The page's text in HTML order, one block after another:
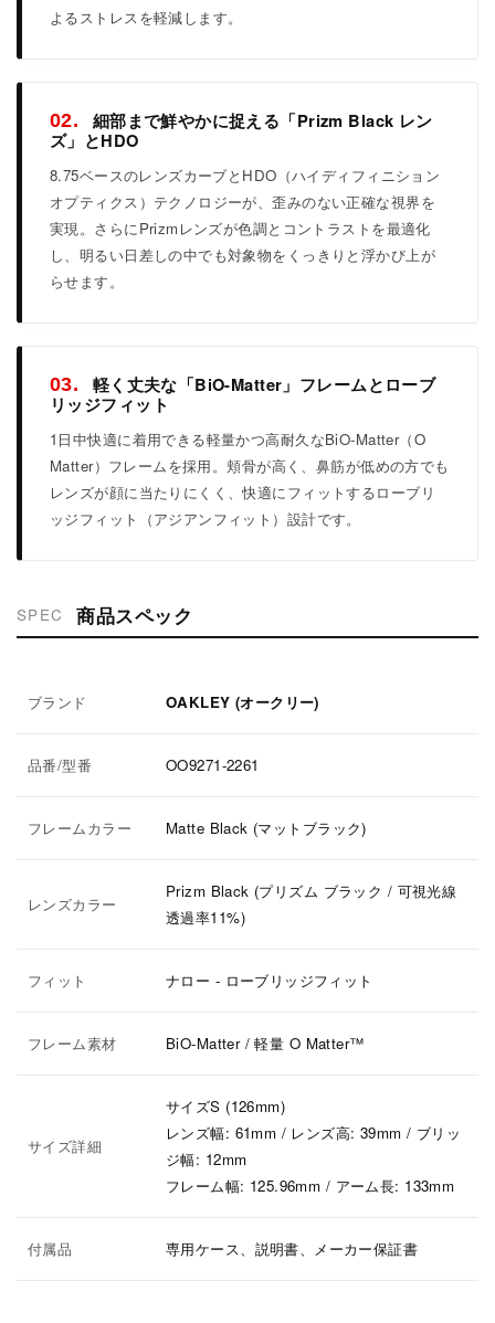
よるストレスを軽減します。
02.
細部まで鮮やかに捉える「Prizm Black レン
ズ」とHDO
8.75ベースのレンズカーブとHDO（ハイディフィニション
オプティクス）テクノロジーが、歪みのない正確な視界を
実現。さらにPrizmレンズが色調とコントラストを最適化
し、明るい日差しの中でも対象物をくっきりと浮かび上が
らせます。
03.
軽く丈夫な「BiO-Matter」フレームとローブ
リッジフィット
1日中快適に着用できる軽量かつ高耐久なBiO-Matter（O
Matter）フレームを採用。頬骨が高く、鼻筋が低めの方でも
レンズが顔に当たりにくく、快適にフィットするローブリ
ッジフィット（アジアンフィット）設計です。
SPEC 商品スペック
ブランド OAKLEY (オークリー)
品番/型番 OO9271-2261
フレームカラー Matte Black (マットブラック)
レンズカラー
Prizm Black (プリズム ブラック / 可視光線
透過率11%)
フィット ナロー - ローブリッジフィット
フレーム素材 BiO-Matter / 軽量 O Matter™
サイズ詳細
サイズS (126mm)
レンズ幅: 61mm / レンズ高: 39mm / ブリッ
ジ幅: 12mm
フレーム幅: 125.96mm / アーム長: 133mm
付属品 専用ケース、説明書、メーカー保証書